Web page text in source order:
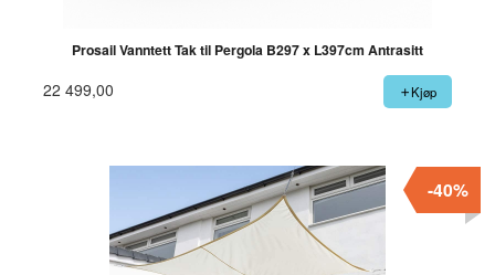
Prosail Vanntett Tak til Pergola B297 x L397cm Antrasitt
22 499,00 Kjøp
-40%